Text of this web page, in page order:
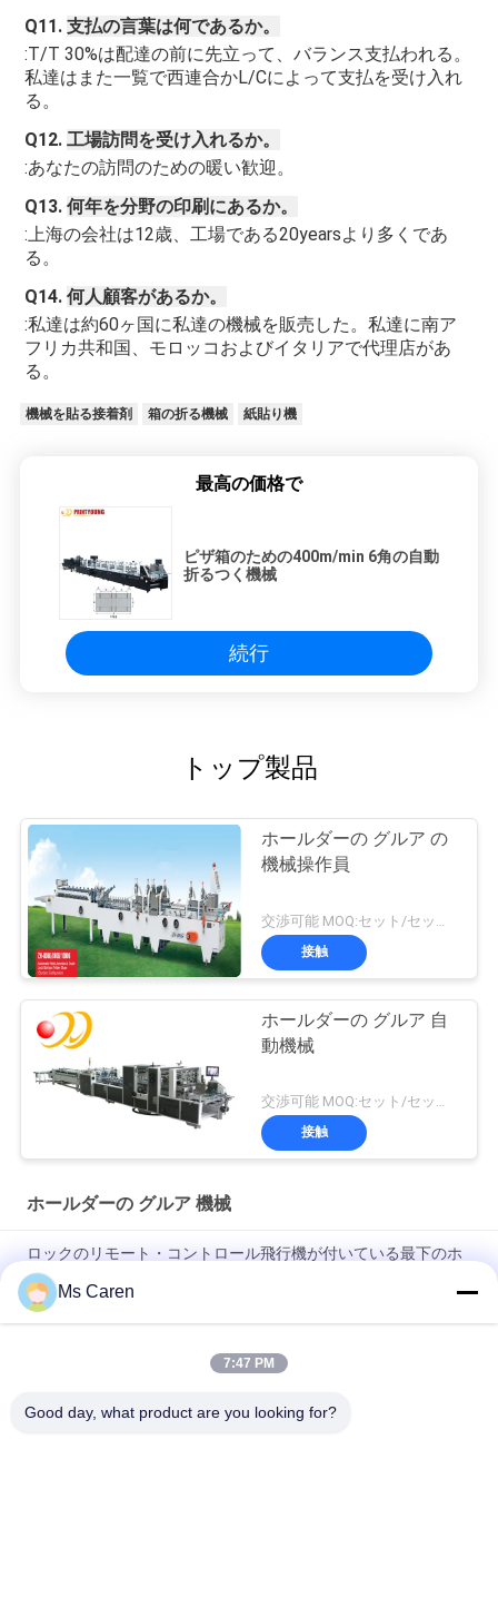
Q11. 支払の言葉は何であるか。
:T/T 30%は配達の前に先立って、バランス支払われる。
私達はまた一覧で西連合かL/Cによって支払を受け入れ
る。
Q12. 工場訪問を受け入れるか。
:あなたの訪問のための暖い歓迎。
Q13. 何年を分野の印刷にあるか。
:上海の会社は12歳、工場である20yearsより多くであ
る。
Q14. 何人顧客があるか。
:私達は約60ヶ国に私達の機械を販売した。私達に南ア
フリカ共和国、モロッコおよびイタリアで代理店があ
る。
機械を貼る接着剤 箱の折る機械 紙貼り機
最高の価格で
ピザ箱のための400m/min 6角の自動
折るつく機械
続行
トップ製品
ホールダーの グルア の
機械操作員
接触
ホールダーの グルア 自
動機械
交渉可能 MOQ:セット/セット1
接触
ホールダーの グルア 機械
ロックのリモート・コントロール飛行機が付いている最下のホ
ールダーのGluer機械を0-220m/分衝突して下さい
PRYA-700小型箱のホールダーのGluer機械F/Eフルート波形箱の
Ms Caren
7:47 PM
Good day, what product are you looking for?